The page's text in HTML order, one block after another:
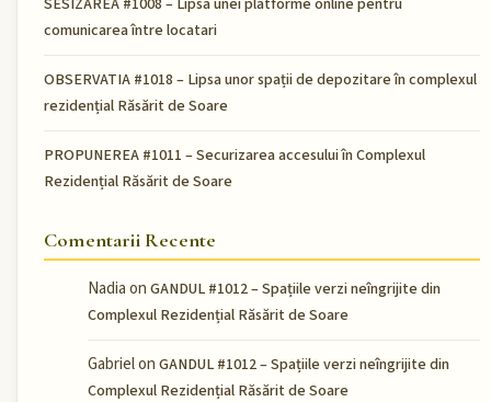
comunicarea între locatari
OBSERVATIA #1018 – Lipsa unor spații de depozitare în complexul
rezidențial Răsărit de Soare
PROPUNEREA #1011 – Securizarea accesului în Complexul
Rezidențial Răsărit de Soare
Comentarii Recente
Nadiaon GANDUL #1012 – Spațiile verzi neîngrijite din
Complexul Rezidențial Răsărit de Soare
Gabrielon GANDUL #1012 – Spațiile verzi neîngrijite din
Complexul Rezidențial Răsărit de Soare